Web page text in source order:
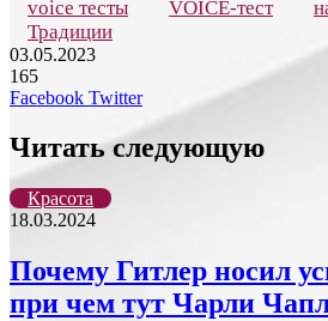
voice тесты
VOICE-тест
Традиции
03.05.2023
165
Facebook TwitterLinkedIn
Pinterest
Вконтакте
Одноклассники
Skype
WhatsApp
Telegram
Viber
Читать следующую
Красота
18.03.2024
Почему Гитлер носил
при чем тут Чарли